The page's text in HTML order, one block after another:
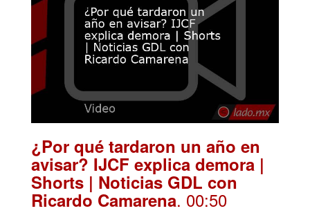
¿Por qué tardaron un año en
avisar? IJCF explica demora |
Shorts | Noticias GDL con
Ricardo Camarena. 00:50